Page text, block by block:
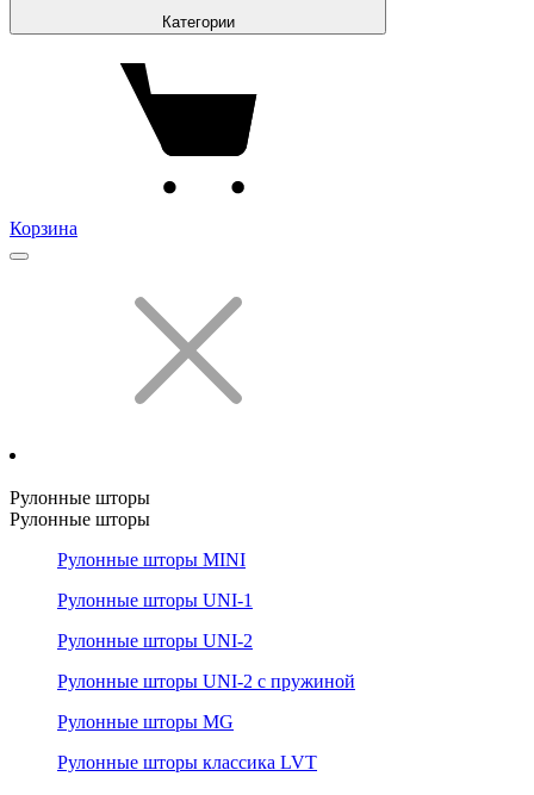
Категории
Корзина
Рулонные шторы
Рулонные шторы
Рулонные шторы MINI
Рулонные шторы UNI-1
Рулонные шторы UNI-2
Рулонные шторы UNI-2 с пружиной
Рулонные шторы MG
Рулонные шторы классика LVT